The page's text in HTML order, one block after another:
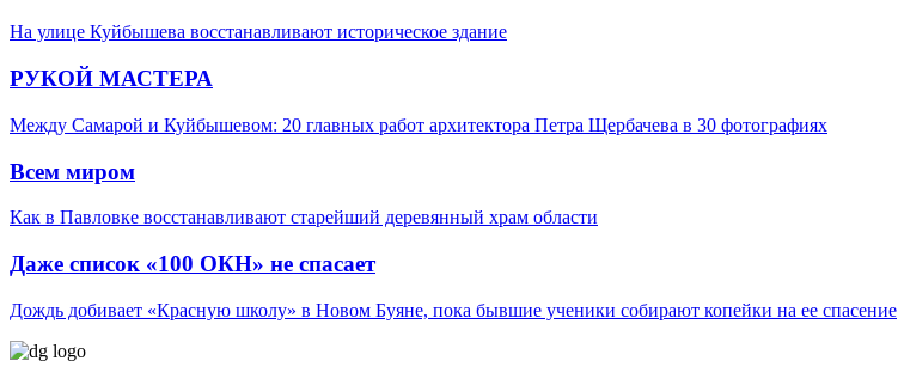
На улице Куйбышева восстанавливают историческое здание
РУКОЙ МАСТЕРА
Между Самарой и Куйбышевом: 20 главных работ архитектора Петра Щербачева в 30 фотографиях
Всем миром
Как в Павловке восстанавливают старейший деревянный храм области
Даже список «100 ОКН» не спасает
Дождь добивает «Красную школу» в Новом Буяне, пока бывшие ученики собирают копейки на ее спасение